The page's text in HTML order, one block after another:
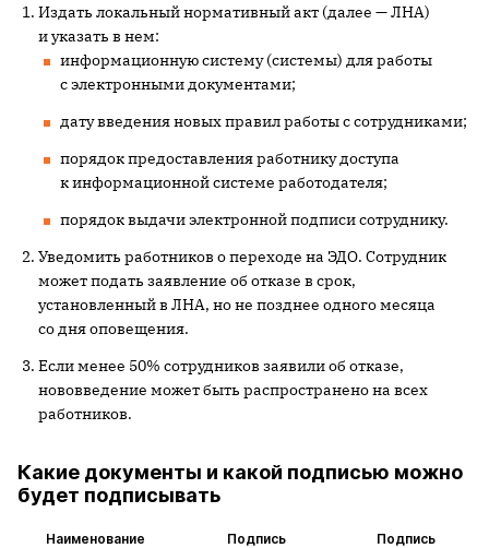
Издать локальный нормативный акт (далее — ЛНА)
и указать в нем:
информационную систему (системы) для работы
с электронными документами;
дату введения новых правил работы с сотрудниками;
порядок предоставления работнику доступа
к информационной системе работодателя;
порядок выдачи электронной подписи сотруднику.
Уведомить работников о переходе на ЭДО. Сотрудник
может подать заявление об отказе в срок,
установленный в ЛНА, но не позднее одного месяца
со дня оповещения.
Если менее 50% сотрудников заявили об отказе,
нововведение может быть распространено на всех
работников.
Какие документы и какой подписью можно
будет подписывать
Наименование
Подпись
Подпись